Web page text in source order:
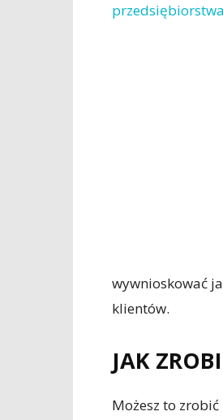
przedsiębiorstwa
wywnioskować
klientów.
JAK
Możesz to